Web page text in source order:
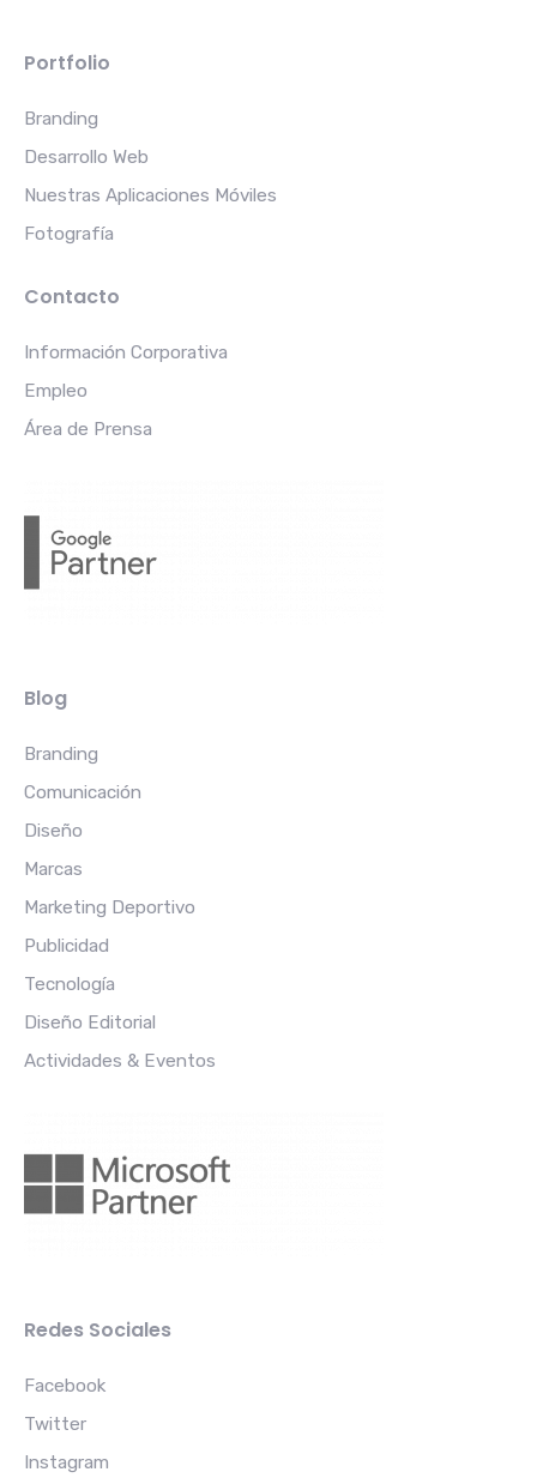
Portfolio
Branding
Desarrollo Web
Nuestras Aplicaciones Móviles
Fotografía
Contacto
Información Corporativa
Empleo
Área de Prensa
Blog
Branding
Comunicación
Diseño
Marcas
Marketing Deportivo
Publicidad
Tecnología
Diseño Editorial
Actividades & Eventos
Redes Sociales
Facebook
Twitter
Instagram